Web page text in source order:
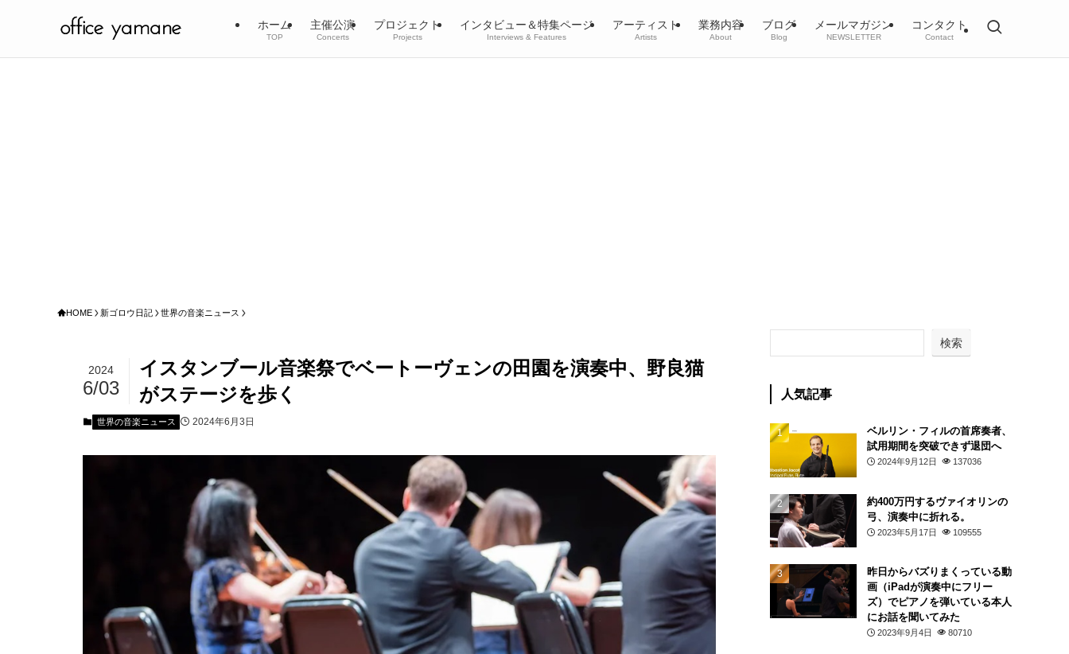
ホーム
TOP
主催公演
Concerts
プロジェクト
Projects
インタビュー＆特集ページ
Interviews & Features
アーティスト
Artists
業務内容
About
ブログ
Blog
メールマガジン
NEWSLETTER
コンタクト
Contact
HOME 新ゴロウ日記 世界の音楽ニュース
イスタンブール音楽祭でベートーヴェンの田園を演奏中、野良猫
がステージを歩く
2024
6/03
世界の音楽ニュース 2024年6月3日
検索
人気記事
ベルリン・フィルの首席奏者、
試用期間を突破できず退団へ
2024年9月12日 137036
約400万円するヴァイオリンの
弓、演奏中に折れる。
2023年5月17日 109555
昨日からバズりまくっている動
画（iPadが演奏中にフリー
ズ）でピアノを弾いている本人
にお話を聞いてみた
2023年9月4日 80710